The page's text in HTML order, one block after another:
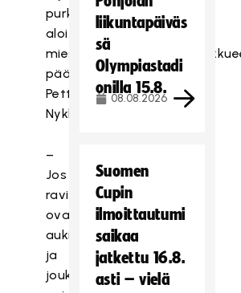
purkaminen
aloitetaan,
miesten
päävalmentaja
Petteri
Nykky sanoo.
–
Jos
ravintolat
ovat
auki
ja
joukkuepelaajat
liikuntapäiväs
sä
Olympiastadi
onilla 15.8.
08.08.2026
Suomen
Cupin
ilmoittautumi
saikaa
jatkettu 16.8.
asti – vielä